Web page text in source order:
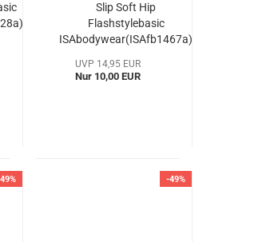
Slip Soft Hip
Flashstylebasic
ISAbodywear(ISAfb1467a)
UVP 14,95 EUR
Nur 10,00 EUR
-49%